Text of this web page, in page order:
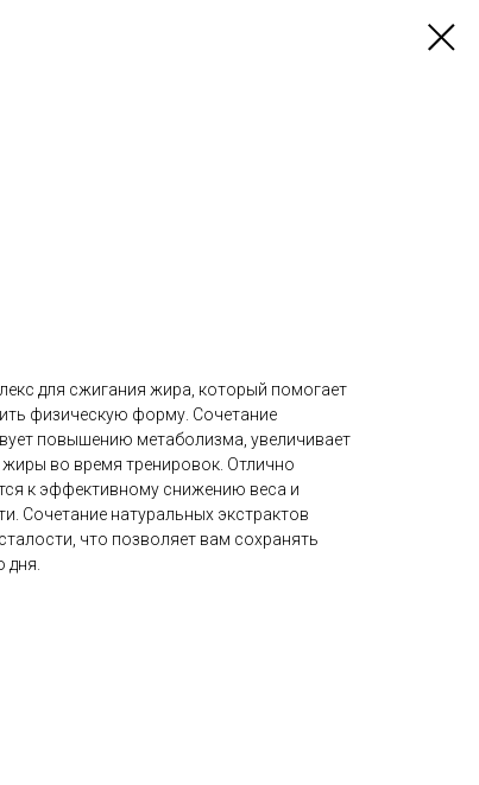
для сжигания жира, который помогает
физическую форму. Сочетание
повышению метаболизма, увеличивает
во время тренировок. Отлично
к эффективному снижению веса и
Сочетание натуральных экстрактов
что позволяет вам сохранять
дня.